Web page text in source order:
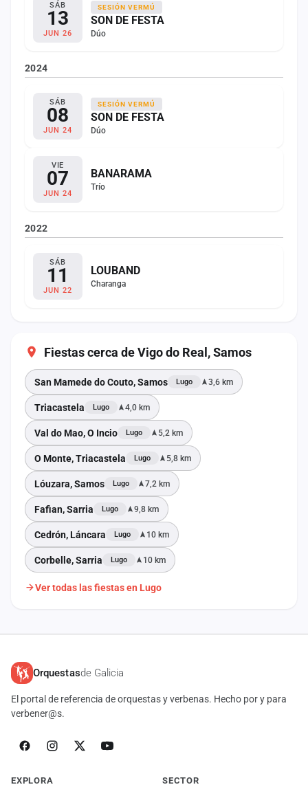
SÁB
13
JUN 26
SESIÓN VERMÚ
SON DE FESTA
Dúo
2024
SÁB
08
JUN 24
SESIÓN VERMÚ
SON DE FESTA
Dúo
VIE
07
JUN 24
BANARAMA
Trío
2022
SÁB
11
JUN 22
LOUBAND
Charanga
Fiestas cerca de Vigo do Real, Samos
San Mamede do Couto, Samos Lugo 3,6 km
Triacastela Lugo 4,0 km
Val do Mao, O Incio Lugo 5,2 km
O Monte, Triacastela Lugo 5,8 km
Lóuzara, Samos Lugo 7,2 km
Fafian, Sarria Lugo 9,8 km
Cedrón, Láncara Lugo 10 km
Corbelle, Sarria Lugo 10 km
Ver todas las fiestas en Lugo
Orquestasde Galicia
El portal de referencia de orquestas y verbenas. Hecho por y para
verbener@s.
EXPLORA SECTOR